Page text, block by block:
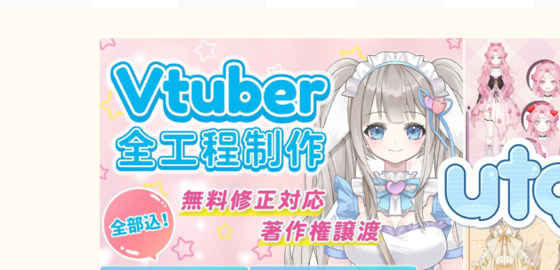
cute
beautiful
Japanese style
simple